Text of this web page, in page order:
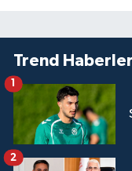
Trend Haberler
2